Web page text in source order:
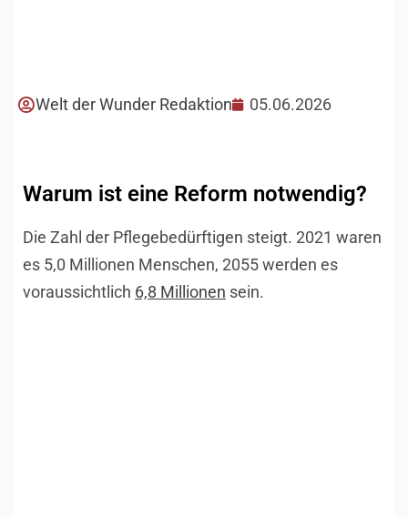
Welt der Wunder Redaktion 05.06.2026
Warum ist eine Reform notwendig?
Die Zahl der Pflegebedürftigen steigt. 2021 waren
es 5,0 Millionen Menschen, 2055 werden es
voraussichtlich 6,8 Millionen sein.